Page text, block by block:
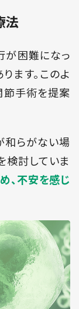
法
が困難になっ
ます。このよ
節手術を提案
和らがない場
検討していま
、不安を感じ